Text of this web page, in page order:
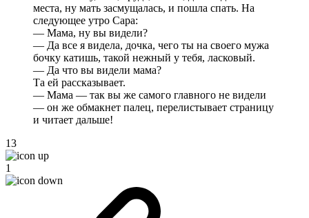
места, ну мать засмущалась, и пошла спать. На
следующее утро Сара:
— Мама, ну вы видели?
— Да все я видела, дочка, чего ты на своего мужа
бочку катишь, такой нежный у тебя, ласковый.
— Да что вы видели мама?
Та ей рассказывает.
— Мама — так вы же самого главного не видели
— он же обмакнет палец, перелистывает страницу
и читает дальше!
13
1